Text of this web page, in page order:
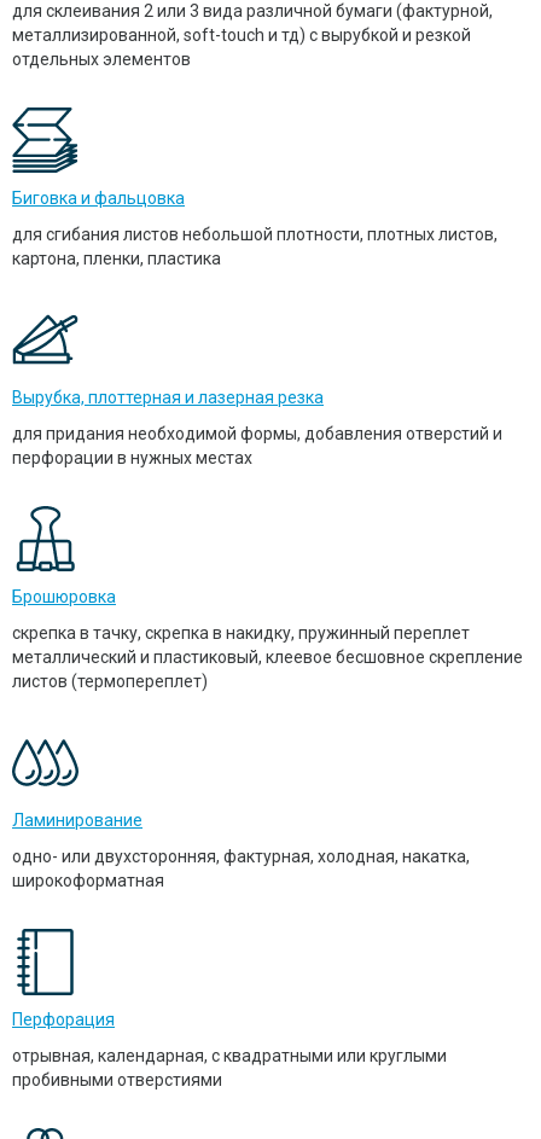
для склеивания 2 или 3 вида различной бумаги (фактурной,
металлизированной, soft-touch и тд) с вырубкой и резкой
отдельных элементов
Биговка и фальцовка
для сгибания листов небольшой плотности, плотных листов,
картона, пленки, пластика
Вырубка, плоттерная и лазерная резка
для придания необходимой формы, добавления отверстий и
перфорации в нужных местах
Брошюровка
скрепка в тачку, скрепка в накидку, пружинный переплет
металлический и пластиковый, клеевое бесшовное скрепление
листов (термопереплет)
Ламинирование
одно- или двухсторонняя, фактурная, холодная, накатка,
широкоформатная
Перфорация
отрывная, календарная, с квадратными или круглыми
пробивными отверстиями